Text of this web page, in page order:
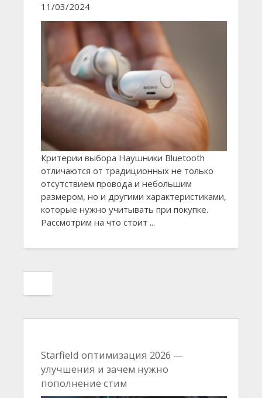
11/03/2024
Критерии выбора Наушники Bluetooth
отличаются от традиционных не только
отсутствием провода и небольшим
размером, но и другими характеристиками,
которые нужно учитывать при покупке.
Рассмотрим на что стоит ...
Starfield оптимизация 2026 —
улучшения и зачем нужно
пополнение стим